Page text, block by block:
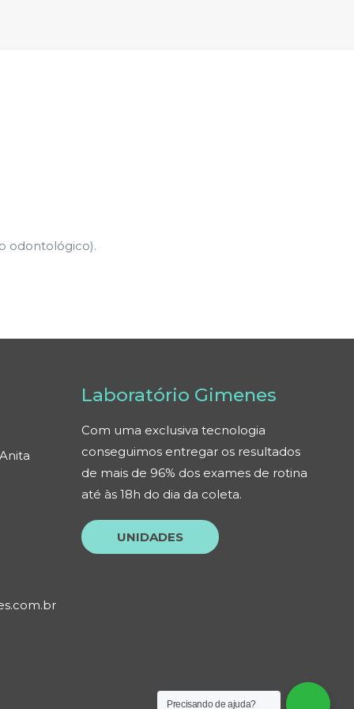
odontológico).
Laboratório Gimenes
Com uma exclusiva tecnologia
conseguimos entregar os resultados
de mais de 96% dos exames de rotina
até às 18h do dia da coleta.
UNIDADES
Precisando de ajuda?